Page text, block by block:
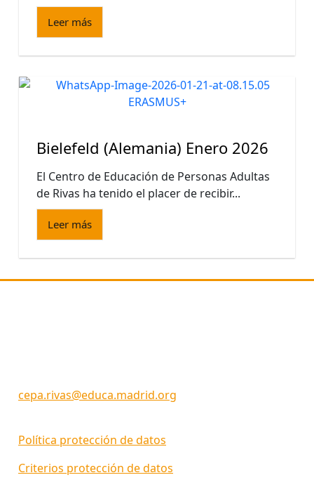
Leer más
Bielefeld (Alemania) Enero 2026
El Centro de Educación de Personas Adultas
de Rivas ha tenido el placer de recibir...
Leer más
cepa.rivas@educa.madrid.org
Política protección de datos
Criterios protección de datos